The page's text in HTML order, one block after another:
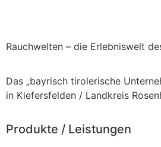
Rauchwelten – die Erlebniswelt
Das „bayrisch tirolerische
in Kiefersfelden / Landkreis
Produkte / Leistungen